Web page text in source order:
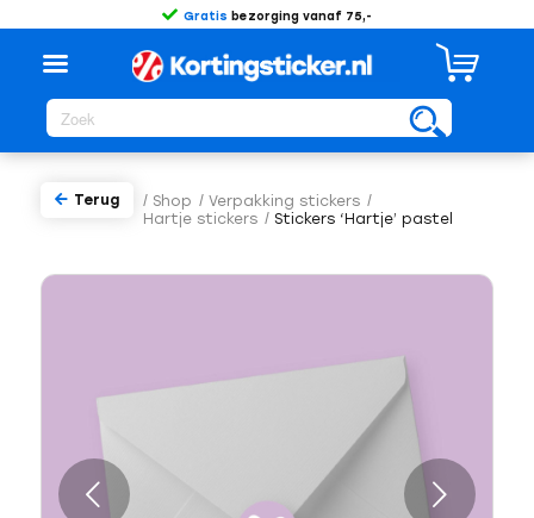
Gratis bezorging vanaf 75,-
/ Shop / Verpakking stickers /
Hartje stickers / Stickers ‘Hartje’ pastel
Terug
Volgende